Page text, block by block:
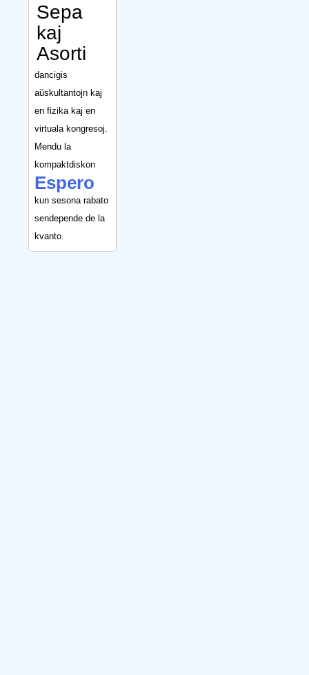
Sepa
kaj
Asorti
dancigis
aŭskultantojn kaj
en fizika kaj en
virtuala kongresoj.
Mendu la
kompaktdiskon
Espero
kun sesona rabato
sendepende de la
kvanto.